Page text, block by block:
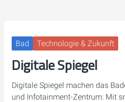
Bad Technologie & Zukunft
Digitale Spiegel
Digitale Spiegel machen das
und Infotainment-Zentrum: Mit